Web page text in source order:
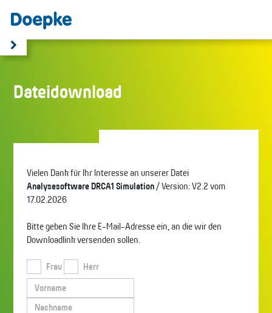
Dateidownload
Vielen Dank für Ihr Interesse an unserer Datei
Analysesoftware DRCA1 Simulation/ Version: V2.2 vom
17.02.2026
Bitte geben Sie Ihre E-Mail-Adresse ein, an die wir den
Downloadlink versenden sollen.
Frau Herr